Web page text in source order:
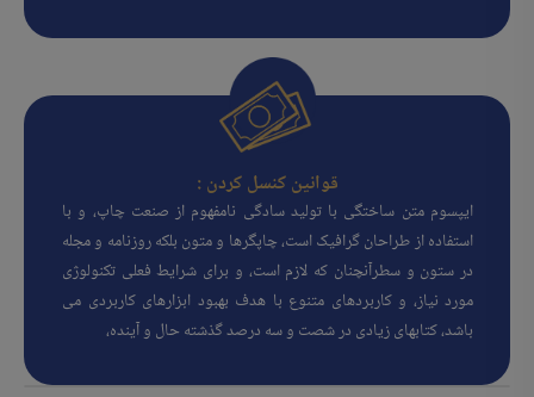
قوانین کنسل کردن :
ایپسوم متن ساختگی با تولید سادگی نامفهوم از صنعت چاپ، و با
استفاده از طراحان گرافیک است، چاپگرها و متون بلکه روزنامه و مجله
در ستون و سطرآنچنان که لازم است، و برای شرایط فعلی تکنولوژی
مورد نیاز، و کاربردهای متنوع با هدف بهبود ابزارهای کاربردی می
باشد، کتابهای زیادی در شصت و سه درصد گذشته حال و آینده،